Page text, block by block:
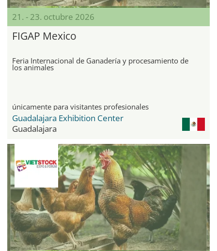
21. - 23. octubre 2026
FIGAP Mexico
Feria Internacional de Ganadería y procesamiento de
los animales
únicamente para visitantes profesionales
Guadalajara Exhibition Center
Guadalajara